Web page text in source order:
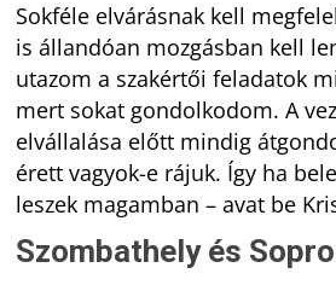
Sokféle elvárásnak kell
is állandóan mozgásban kell
utazom a szakértői feladatok
mert sokat gondolkodom. A
elvállalása előtt mindig
érett vagyok-e rájuk. Így ha
leszek magamban – avat be
Szombathely és